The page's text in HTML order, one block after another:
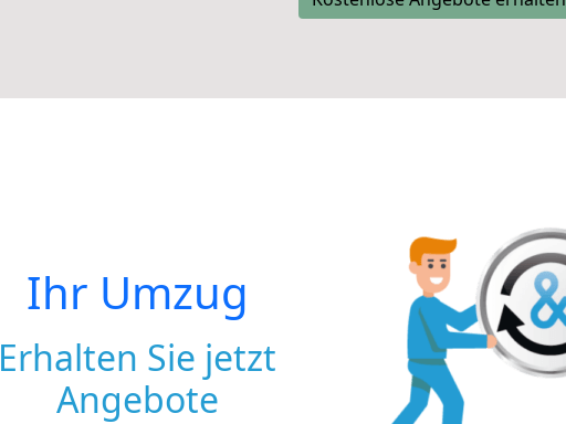
Ihr Umzug
Erhalten Sie jetzt
Angebote